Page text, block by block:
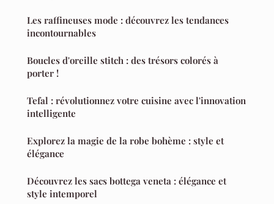
Les raffineuses mode : découvrez les tendances
incontournables
Boucles d'oreille stitch : des trésors colorés à
porter !
Tefal : révolutionnez votre cuisine avec l'innovation
intelligente
Explorez la magie de la robe bohème : style et
élégance
Découvrez les sacs bottega veneta : élégance et
style intemporel